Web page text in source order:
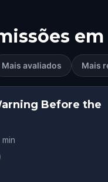
em
Mais avaliados Mais
Before the